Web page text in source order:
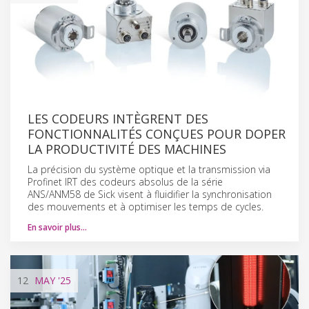
LES CODEURS INTÈGRENT DES
FONCTIONNALITÉS CONÇUES POUR DOPER
LA PRODUCTIVITÉ DES MACHINES
La précision du système optique et la transmission via
Profinet IRT des codeurs absolus de la série
ANS/ANM58 de Sick visent à fluidifier la synchronisation
des mouvements et à optimiser les temps de cycles.
En savoir plus…
12 MAY '25